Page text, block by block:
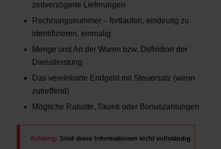
zeitverzögerte Lieferungen
Rechnungsnummer – fortlaufen, eindeutig zu
identifizieren, einmalig
Menge und Art der Waren bzw. Definition der
Dienstleistung
Das vereinbarte Endgeld mit Steuersatz (wenn
zutreffend)
Mögliche Rabatte, Skonti oder Bonuszahlungen
Achtung: Sind diese Informationen nicht vollständig